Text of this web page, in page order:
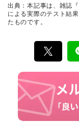
ディア
『LDK
出典：本記事は、雑誌
による実際のテスト結
たものです。